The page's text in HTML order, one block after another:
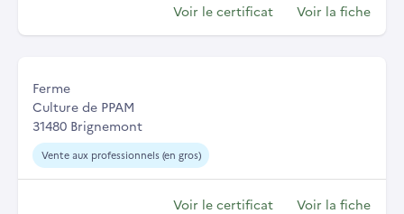
Voir le certificat Voir la fiche
Ferme
Culture de PPAM
31480 Brignemont
Vente aux professionnels (en gros)
Voir le certificat Voir la fiche